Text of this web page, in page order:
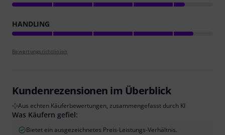
HANDLING
Bewertungsrichtlinien
Kundenrezensionen im Überblick
Aus echten Käuferbewertungen, zusammengefasst durch KI
Was Käufern gefiel:
Bietet ein ausgezeichnetes Preis-Leistungs-Verhältnis.